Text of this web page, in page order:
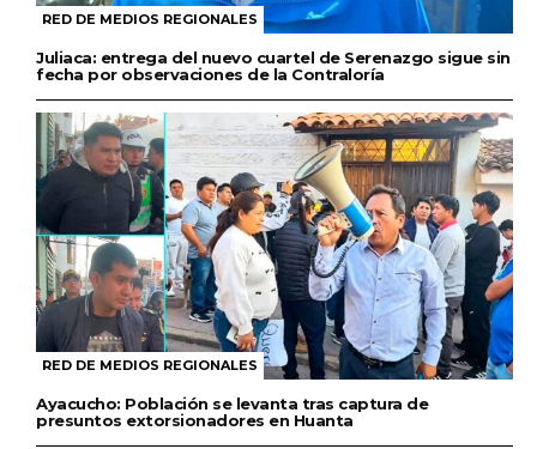
RED DE MEDIOS REGIONALES
Juliaca: entrega del nuevo cuartel de Serenazgo sigue sin
fecha por observaciones de la Contraloría
RED DE MEDIOS REGIONALES
Ayacucho: Población se levanta tras captura de
presuntos extorsionadores en Huanta